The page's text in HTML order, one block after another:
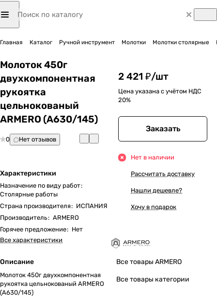
Главная Каталог Ручной инструмент Молотки Молотки столярные
Молоток 450г
двухкомпонентная
рукоятка
цельнокованый
ARMERO (A630/145)
0 Нет отзывов
Характеристики
Назначение по виду работ:
Столярные работы
Страна производителя: ИСПАНИЯ
Производитель: ARMERO
Горячее предложение: Нет
Все характеристики
Описание
Молоток 450г двухкомпонентная
рукоятка цельнокованый ARMERO
(A630/145)
2 421 ₽/шт
Цена указана с учётом НДС
20%
Заказать
Нет в наличии
Рассчитать доставку
Нашли дешевле?
Хочу в подарок
Все товары ARMERO
Все товары категории